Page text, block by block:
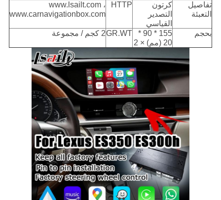
تفاصيل
التعبئة
كرتون
التصدير
القياسي
HTTP
www.lsailt.com ،
www.carnavigationbox.com
بحجم
155 * 90 *
20 (مم) × 2
GR.WT2 كجم / مجموعة